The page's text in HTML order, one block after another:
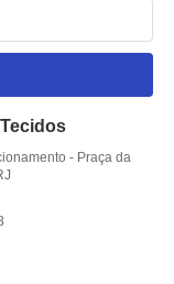
- Praça da